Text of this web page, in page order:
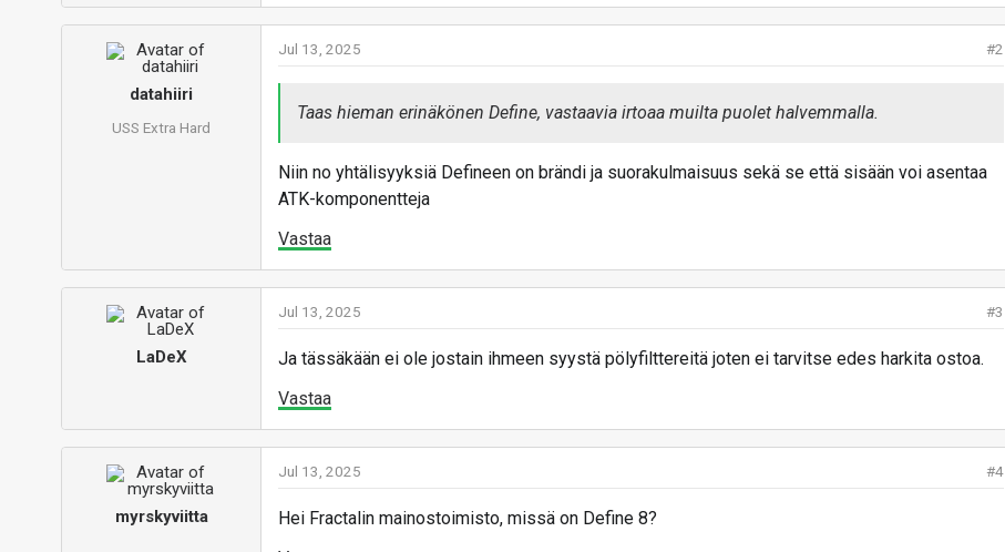
datahiiri
USS Extra Hard
#2
Jul 13, 2025
Taas hieman erinäkönen Define, vastaavia irtoaa muilta puolet halvemmalla.
Niin no yhtälisyyksiä Defineen on brändi ja suorakulmaisuus sekä se että sisään voi asentaa
ATK-komponentteja
Vastaa
LaDeX
#3
Jul 13, 2025
Ja tässäkään ei ole jostain ihmeen syystä pölyfilttereitä joten ei tarvitse edes harkita ostoa.
Vastaa
myrskyviitta
#4
Jul 13, 2025
Hei Fractalin mainostoimisto, missä on Define 8?